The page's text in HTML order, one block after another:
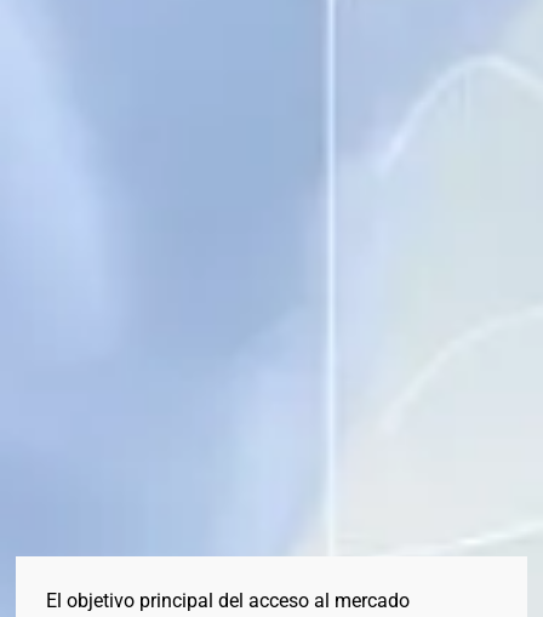
El objetivo principal del acceso al mercado